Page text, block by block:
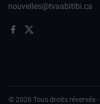
nouvelles@tvaabitibi.ca
© 2026 Tous droits révervés -